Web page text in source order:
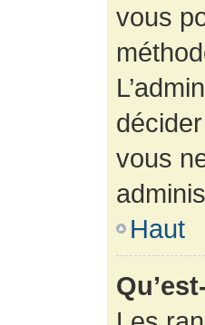
vous
vous
Haut